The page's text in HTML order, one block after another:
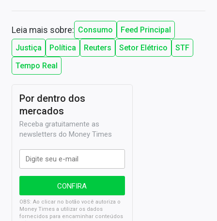
Leia mais sobre: Consumo
Feed Principal
Justiça
Política Reuters Setor Elétrico
STF
Tempo Real
Por dentro dos
mercados
Receba gratuitamente as
newsletters do Money Times
OBS: Ao clicar no botão você autoriza o
Money Times a utilizar os dados
fornecidos para encaminhar conteúdos